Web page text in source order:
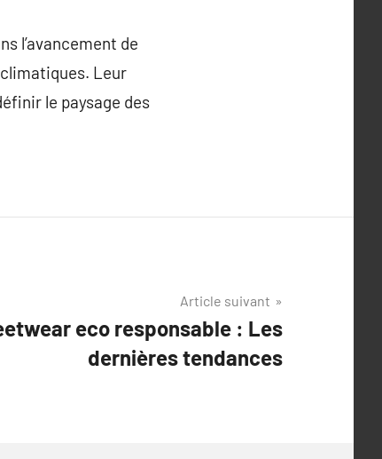
l’avancement de
Leur
le paysage des
Article suivant
eco responsable : Les
dernières tendances